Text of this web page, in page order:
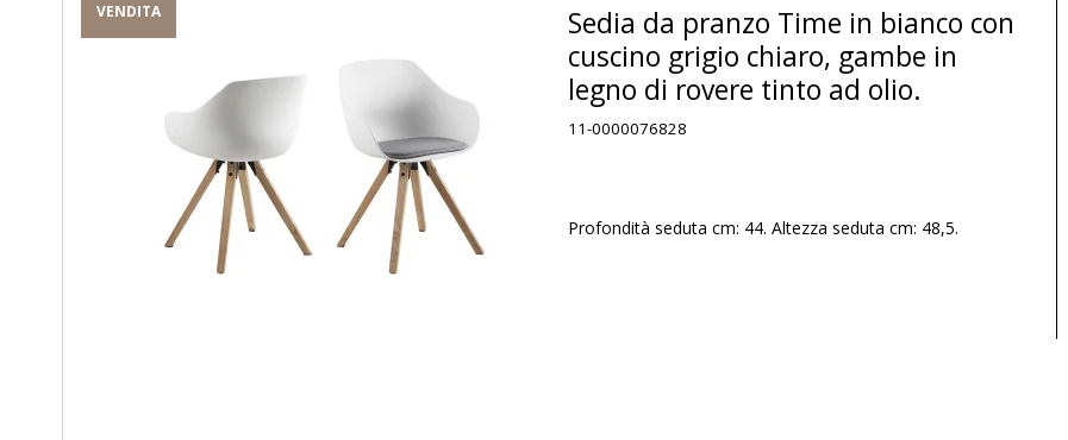
VENDITA
Sedia da pranzo Time in bianco con
cuscino grigio chiaro, gambe in
legno di rovere tinto ad olio.
11-0000076828
Profondità seduta cm: 44. Altezza seduta cm: 48,5.